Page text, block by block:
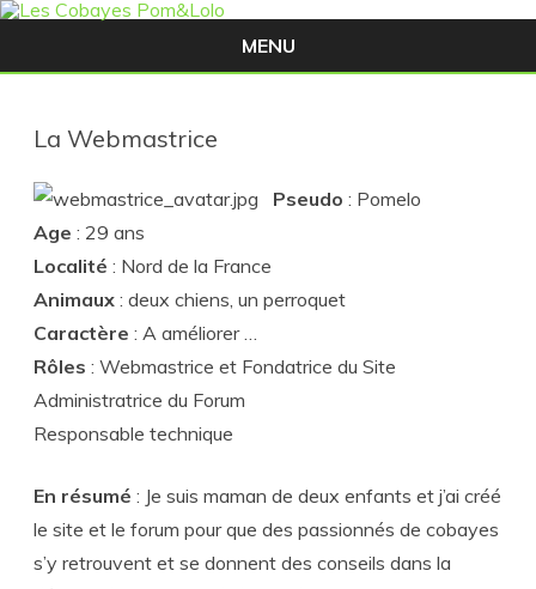
MENU
La Webmastrice
Pseudo : Pomelo
Age : 29 ans
Localité : Nord de la France
Animaux : deux chiens, un perroquet
Caractère : A améliorer …
Rôles : Webmastrice et Fondatrice du Site
Administratrice du Forum
Responsable technique
En résumé : Je suis maman de deux enfants et j’ai créé
le site et le forum pour que des passionnés de cobayes
s’y retrouvent et se donnent des conseils dans la